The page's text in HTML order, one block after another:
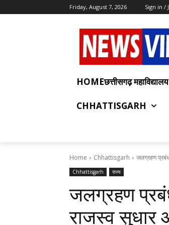
Friday, August 7, 2026 Sign in /
HOMEछत्तीसगढ़
CHHATTISGARH
Home Chhattisgarh जलग्रहण
Chhattisgarh राज्य
जलग्रहण
राजस्व सुधार